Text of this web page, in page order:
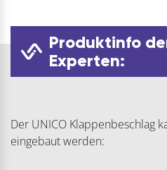
Produktinfo
Experten:
Der UNICO Klappenbeschlag
eingebaut werden: